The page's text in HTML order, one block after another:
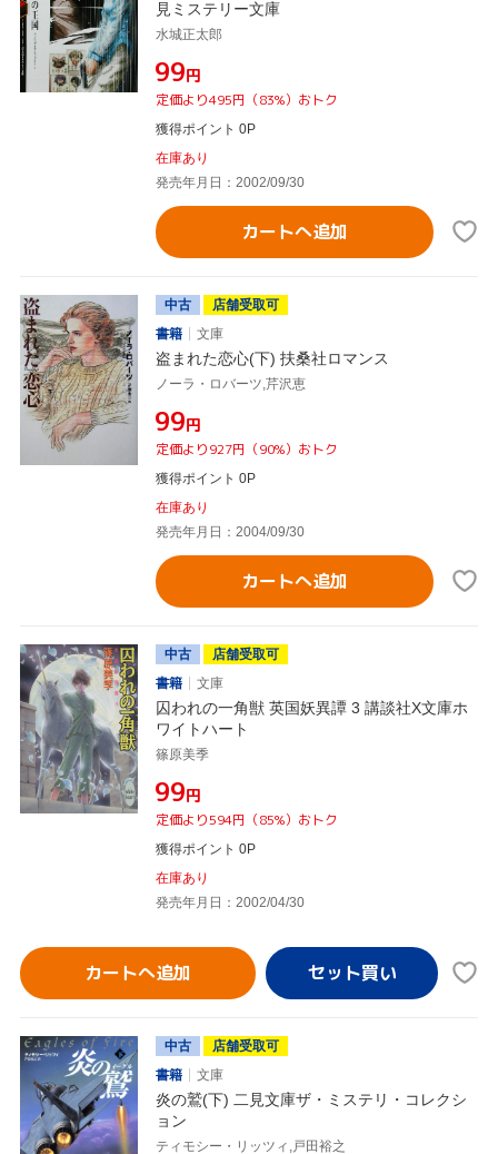
見ミステリー文庫
水城正太郎
¥99円
定価より495円（83%）おトク
獲得ポイント 0P
在庫あり
発売年月日：2002/09/30
カートへ追加
中古
店舗受取可
書籍
文庫
盗まれた恋心(下) 扶桑社ロマンス
ノーラ・ロバーツ,芹沢恵
¥99円
定価より927円（90%）おトク
獲得ポイント 0P
在庫あり
発売年月日：2004/09/30
カートへ追加
中古
店舗受取可
書籍
文庫
囚われの一角獣 英国妖異譚 3 講談社X文庫ホ
ワイトハート
篠原美季
¥99円
定価より594円（85%）おトク
獲得ポイント 0P
在庫あり
発売年月日：2002/04/30
カートへ追加
中古
店舗受取可
書籍
文庫
炎の鷲(下) 二見文庫ザ・ミステリ・コレクシ
ョン
ティモシー・リッツィ,戸田裕之